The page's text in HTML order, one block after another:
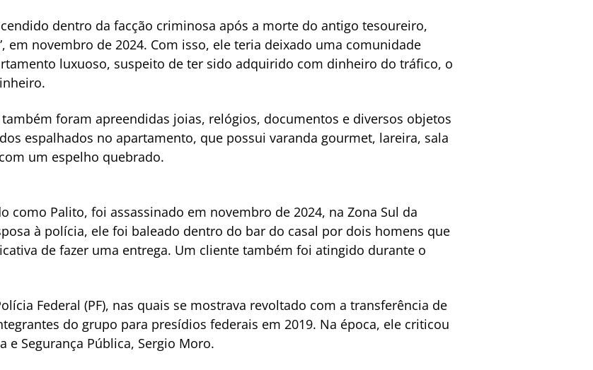
dentro da facção criminosa após a morte do antigo tesoureiro,
em novembro de 2024. Com isso, ele teria deixado uma comunidade
luxuoso, suspeito de ter sido adquirido com dinheiro do tráfico, o
foram apreendidas joias, relógios, documentos e diversos objetos
espalhados no apartamento, que possui varanda gourmet, lareira, sala
um espelho quebrado.
como Palito, foi assassinado em novembro de 2024, na Zona Sul da
à polícia, ele foi baleado dentro do bar do casal por dois homens que
de fazer uma entrega. Um cliente também foi atingido durante o
Federal (PF), nas quais se mostrava revoltado com a transferência de
do grupo para presídios federais em 2019. Na época, ele criticou
Segurança Pública, Sergio Moro.